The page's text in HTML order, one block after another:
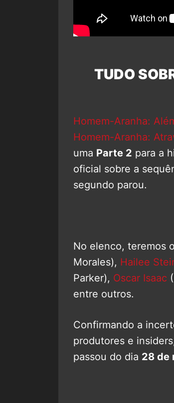
TUDO
Homem-Aranha:
Homem-Aranha:
uma Parte 2 para a
oficial sobre a
segundo parou.
No elenco, teremos
Morales), Hailee
Parker), Oscar Isaac
entre outros.
Confirmando a
produtores e
passou do dia 28 de